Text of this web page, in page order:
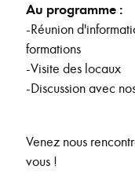
Au programme :
-Réunion
formations
-Visite des locaux
-Discussion avec
Venez nous
vous !